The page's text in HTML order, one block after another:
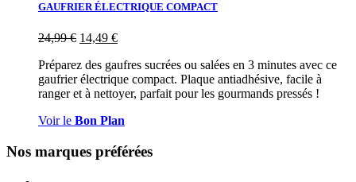
GAUFRIER ÉLECTRIQUE COMPACT
24,99€ 14,49 €
Préparez des gaufres sucrées ou salées en 3 minutes avec ce
gaufrier électrique compact. Plaque antiadhésive, facile à
ranger et à nettoyer, parfait pour les gourmands pressés !
Voir le Bon Plan
Nos marques préférées